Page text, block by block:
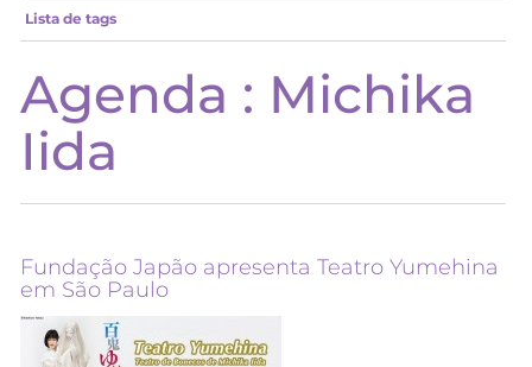
Lista de tags
Agenda : Michika
Iida
Fundação Japão apresenta Teatro Yumehina
em São Paulo